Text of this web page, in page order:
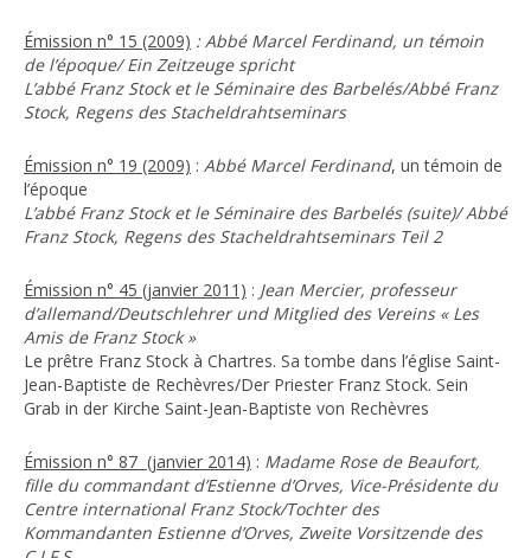
Émission n° 15 (2009) :Abbé Marcel Ferdinand, un témoin
de l’époque/ Ein Zeitzeuge spricht
L’abbé Franz Stock et le Séminaire des Barbelés/Abbé Franz
Stock, Regens des Stacheldrahtseminars
Émission n° 19 (2009) : Abbé Marcel Ferdinand, un témoin de
l’époque
L’abbé Franz Stock et le Séminaire des Barbelés (suite)/ Abbé
Franz Stock, Regens des Stacheldrahtseminars Teil 2
Émission n° 45 (janvier 2011) : Jean Mercier, professeur
d’allemand/Deutschlehrer und Mitglied des Vereins « Les
Amis de Franz Stock »
Le prêtre Franz Stock à Chartres. Sa tombe dans l’église Saint-
Jean-Baptiste de Rechèvres/Der Priester Franz Stock. Sein
Grab in der Kirche Saint-Jean-Baptiste von Rechèvres
Émission n° 87 (janvier 2014) : Madame Rose de Beaufort,
fille du commandant d’Estienne d’Orves, Vice-Présidente du
Centre international Franz Stock/Tochter des
Kommandanten Estienne d’Orves, Zweite Vorsitzende des